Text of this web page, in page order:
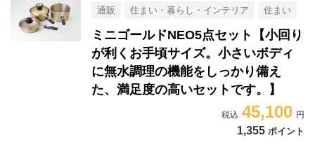
通販 住まい・暮らし・インテリア 住まい
ミニゴールドNEO5点セット【小回り
が利くお手頃サイズ。小さいボディ
に無水調理の機能をしっかり備え
た、満足度の高いセットです。】
45,100
1,355 ポイント